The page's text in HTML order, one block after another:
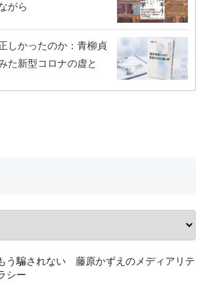
がら
しかったのか：青柳貞
た新型コロナの虚と
う騙されない 藤原かずえのメディアリテ
シー